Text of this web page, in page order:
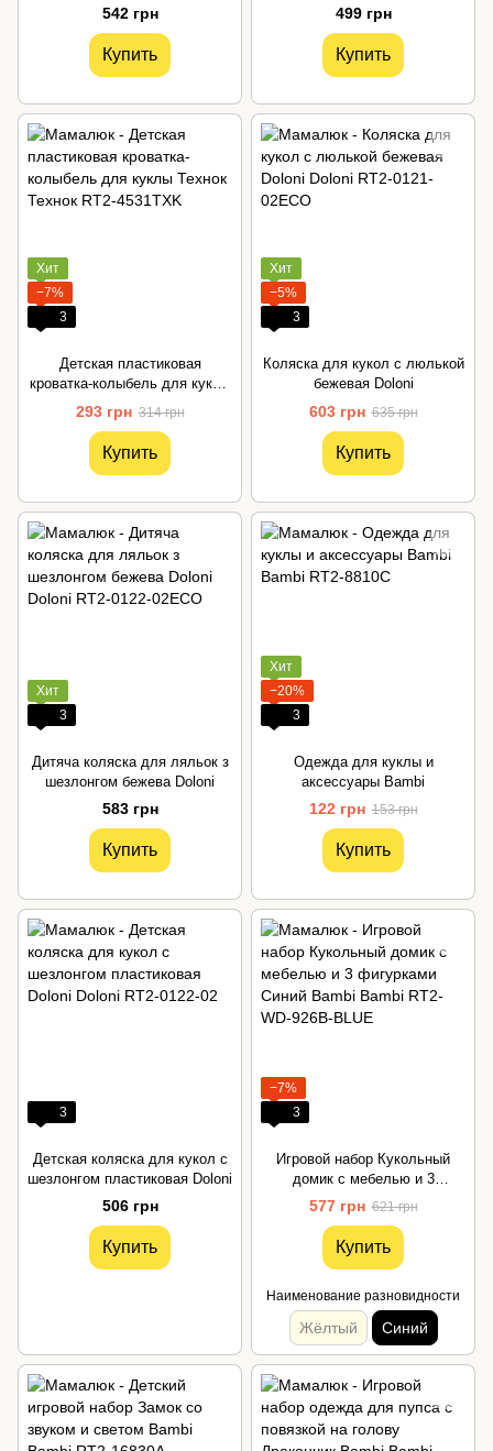
542 грн
Купить
499 грн
Купить
Хит
−7%
3
Детская пластиковая
кроватка-колыбель для куклы
Технок
293 грн 314 грн
Купить
Хит
−5%
3
Коляска для кукол с люлькой
бежевая Doloni
603 грн 635 грн
Купить
Хит
3
Дитяча коляска для ляльок з
шезлонгом бежева Doloni
583 грн
Купить
Хит
−20%
3
Одежда для куклы и
аксессуары Bambi
122 грн 153 грн
Купить
3
Детская коляска для кукол с
шезлонгом пластиковая Doloni
506 грн
Купить
−7%
3
Игровой набор Кукольный
домик с мебелью и 3
фигурками Синий Bambi
577 грн 621 грн
Купить
Наименование разновидности
Жёлтый Синий